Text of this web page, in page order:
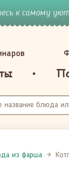
к самому
из фарша